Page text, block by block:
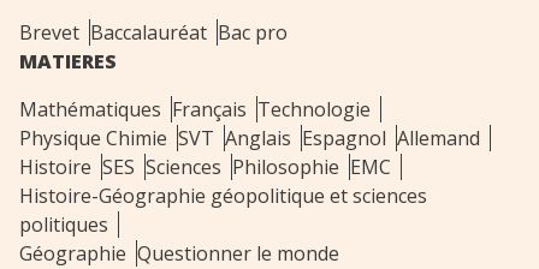
Brevet Baccalauréat Bac pro
MATIERES
Mathématiques Français Technologie
Physique Chimie SVT Anglais Espagnol Allemand
Histoire SES Sciences Philosophie EMC
Histoire-Géographie géopolitique et sciences
politiques
Géographie Questionner le monde